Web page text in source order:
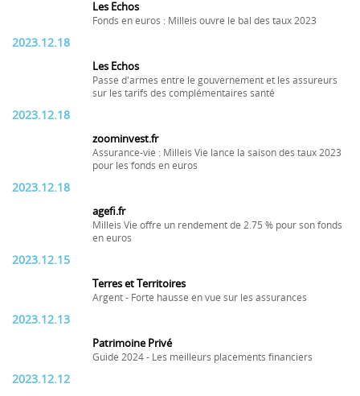
Les Echos
Fonds en euros : Milleis ouvre le bal des taux 2023
2023.12.18
Les Echos
Passe d'armes entre le gouvernement et les assureurs
sur les tarifs des complémentaires santé
2023.12.18
zoominvest.fr
Assurance-vie : Milleis Vie lance la saison des taux 2023
pour les fonds en euros
2023.12.18
agefi.fr
Milleis Vie offre un rendement de 2.75 % pour son fonds
en euros
2023.12.15
Terres et Territoires
Argent - Forte hausse en vue sur les assurances
2023.12.13
Patrimoine Privé
Guide 2024 - Les meilleurs placements financiers
2023.12.12